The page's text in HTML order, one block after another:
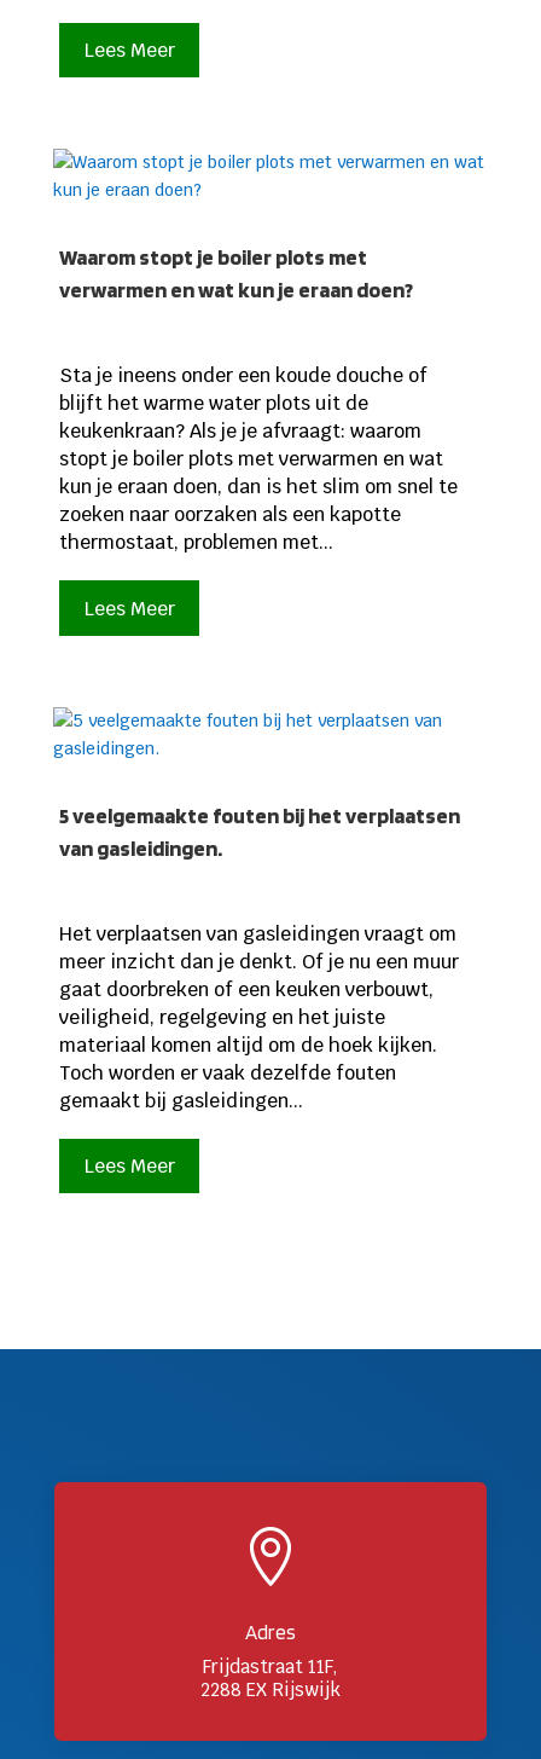
Lees Meer
Waarom stopt je boiler plots met
verwarmen en wat kun je eraan doen?
Sta je ineens onder een koude douche of
blijft het warme water plots uit de
keukenkraan? Als je je afvraagt: waarom
stopt je boiler plots met verwarmen en wat
kun je eraan doen, dan is het slim om snel te
zoeken naar oorzaken als een kapotte
thermostaat, problemen met...
Lees Meer
5 veelgemaakte fouten bij het verplaatsen
van gasleidingen.
Het verplaatsen van gasleidingen vraagt om
meer inzicht dan je denkt. Of je nu een muur
gaat doorbreken of een keuken verbouwt,
veiligheid, regelgeving en het juiste
materiaal komen altijd om de hoek kijken.
Toch worden er vaak dezelfde fouten
gemaakt bij gasleidingen...
Lees Meer

Adres
Frijdastraat 11F,
2288 EX Rijswijk